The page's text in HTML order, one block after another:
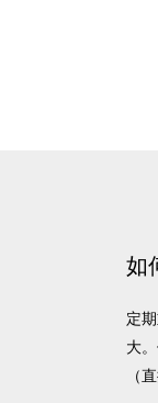
如
定
大
（